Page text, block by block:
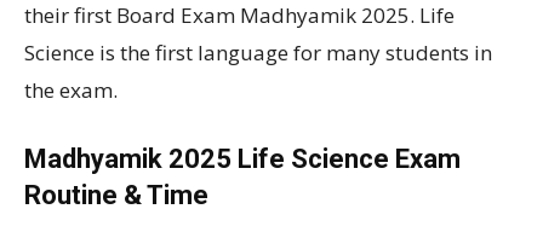
their first Board Exam Madhyamik 2025. Life
Science is the first language for many students in
the exam.
Madhyamik 2025 Life Science Exam
Routine & Time